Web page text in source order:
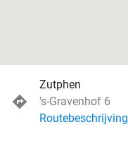
Zutphen
's-Gravenhof 6
Routebeschrijving